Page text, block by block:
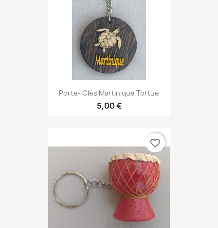
Porte- Clés Martinique Tortue
5,00 €
favorite_border